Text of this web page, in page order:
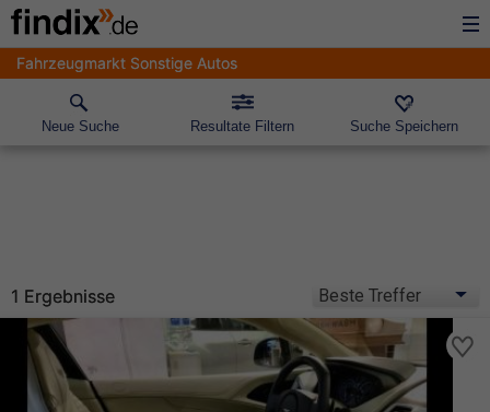
Fahrzeugmarkt Sonstige Autos
Neue Suche Resultate Filtern Suche Speichern
1 Ergebnisse